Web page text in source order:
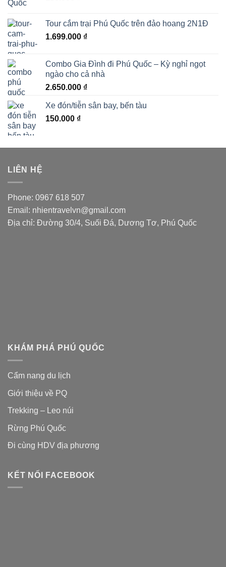
Tour cắm trại Phú Quốc trên đảo hoang 2N1Đ
1.699.000 ₫
Combo Gia Đình đi Phú Quốc – Kỳ nghỉ ngọt
ngào cho cả nhà
2.650.000 ₫
Xe đón/tiễn sân bay, bến tàu
150.000 ₫
LIÊN HỆ
Phone: 0967 618 507
Email: nhientravelvn@gmail.com
Địa chỉ: Đường 30/4, Suối Đá, Dương Tơ, Phú Quốc
KHÁM PHÁ PHÚ QUỐC
Cẩm nang du lịch
Giới thiệu về PQ
Trekking – Leo núi
Rừng Phú Quốc
Đi cùng HDV địa phương
KẾT NỐI FACEBOOK